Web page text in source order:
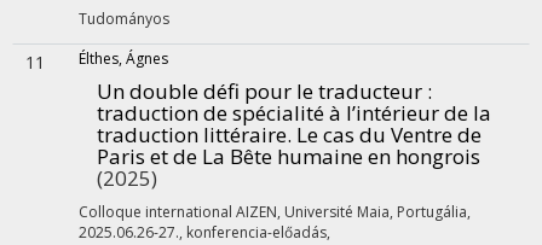
Tudományos
11 Élthes, Ágnes
Un double défi pour le traducteur :
traduction de spécialité à l’intérieur de la
traduction littéraire. Le cas du Ventre de
Paris et de La Bête humaine en hongrois
(2025)
Colloque international AIZEN, Université Maia, Portugália,
2025.06.26-27., konferencia-előadás,